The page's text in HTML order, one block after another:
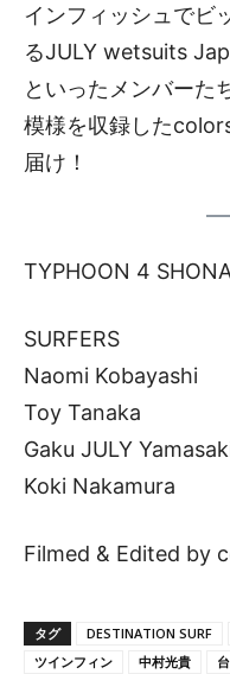
インフィッシュでビ
るJULY wetsuits
といったメンバーた
模様を収録した
届け！
TYPHOON 4
SURFERS
Naomi Kobayashi
Toy Tanaka
Gaku JULY
Koki Nakamura
Filmed & Edited by
タグ DESTINATION SURF
ツインフィン
中村光貴